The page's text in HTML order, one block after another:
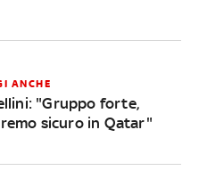
ANCHE
"Gruppo forte,
sicuro in Qatar"